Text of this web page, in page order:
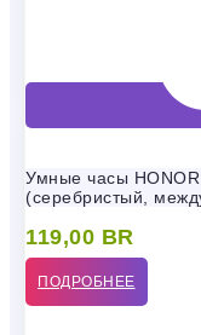
Умные часы
(серебристый,
119,00 BR
ПОДРОБНЕЕ